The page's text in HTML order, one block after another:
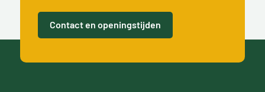
Contact en openingstijden